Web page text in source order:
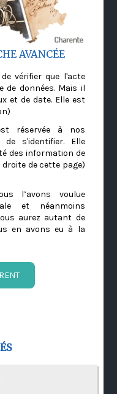
AVANCÉE
vérifier que l'acte
de données. Mais il
et de date. Elle est
réservée à nos
s'identifier. Elle
des information de
droite de cette page)
l’avons voulue
et néanmoins
aurez autant de
en avons eu à la